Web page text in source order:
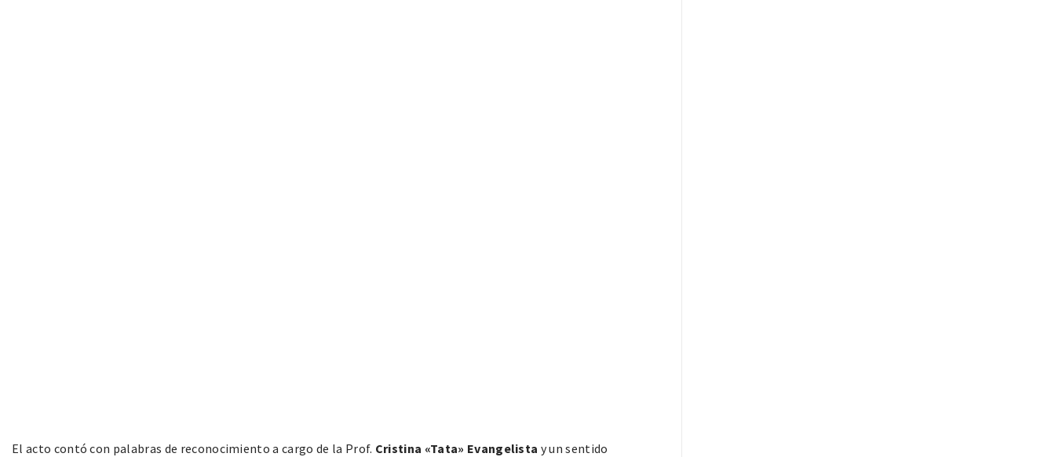
El acto contó con palabras de reconocimiento a cargo de la Prof. Cristina «Tata» Evangelista y un sentido